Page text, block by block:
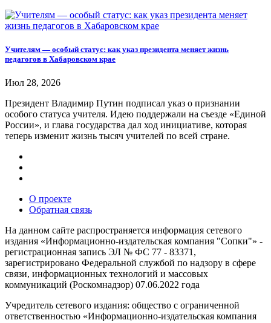
Учителям — особый статус: как указ президента меняет жизнь
педагогов в Хабаровском крае
Июл 28, 2026
Президент Владимир Путин подписал указ о признании
особого статуса учителя. Идею поддержали на съезде «Единой
России», и глава государства дал ход инициативе, которая
теперь изменит жизнь тысяч учителей по всей стране.
О проекте
Обратная связь
На данном сайте распространяется информация сетевого
издания «Информационно-издательская компания "Сопки"» -
регистрационная запись ЭЛ № ФС 77 - 83371,
зарегистрировано Федеральной службой по надзору в сфере
связи, информационных технологий и массовых
коммуникаций (Роскомнадзор) 07.06.2022 года
Учредитель сетевого издания: общество с ограниченной
ответственностью «Информационно-издательская компания